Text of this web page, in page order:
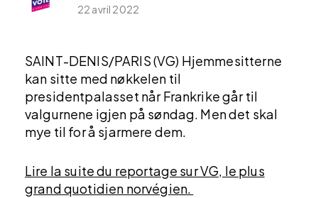
22 avril 2022
SAINT-DENIS/PARIS (VG) Hjemmesitterne
kan sitte med nøkkelen til
presidentpalasset når Frankrike går til
valgurnene igjen på søndag. Men det skal
mye til for å sjarmere dem.
Lire la suite du reportage sur VG, le plus
grand quotidien norvégien.